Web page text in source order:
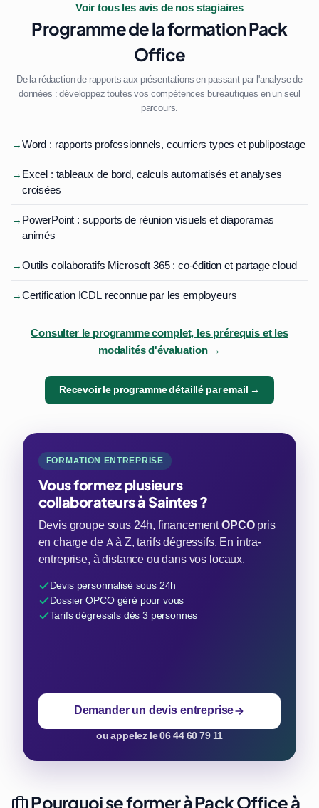
Voir tous les avis de nos stagiaires
Programme de la formation Pack
Office
De la rédaction de rapports aux présentations en passant par l'analyse de
données : développez toutes vos compétences bureautiques en un seul
parcours.
→Word : rapports professionnels, courriers types et publipostage
→ Excel : tableaux de bord, calculs automatisés et analyses
croisées
→ PowerPoint : supports de réunion visuels et diaporamas
animés
→Outils collaboratifs Microsoft 365 : co-édition et partage cloud
→Certification ICDL reconnue par les employeurs
Consulter le programme complet, les prérequis et les
modalités d'évaluation →
Recevoir le programme détaillé par email →
FORMATION ENTREPRISE
Vous formez plusieurs
collaborateurs à Saintes ?
Devis groupe sous 24h, financementOPCOpris
en charge de A à Z, tarifs dégressifs. En intra-
entreprise, à distance ou dans vos locaux.
Devis personnalisé sous 24h
Dossier OPCO géré pour vous
Tarifs dégressifs dès 3 personnes
Demander un devis entreprise
ou appelez le 06 44 60 79 11
Pourquoi se former à Pack Office à